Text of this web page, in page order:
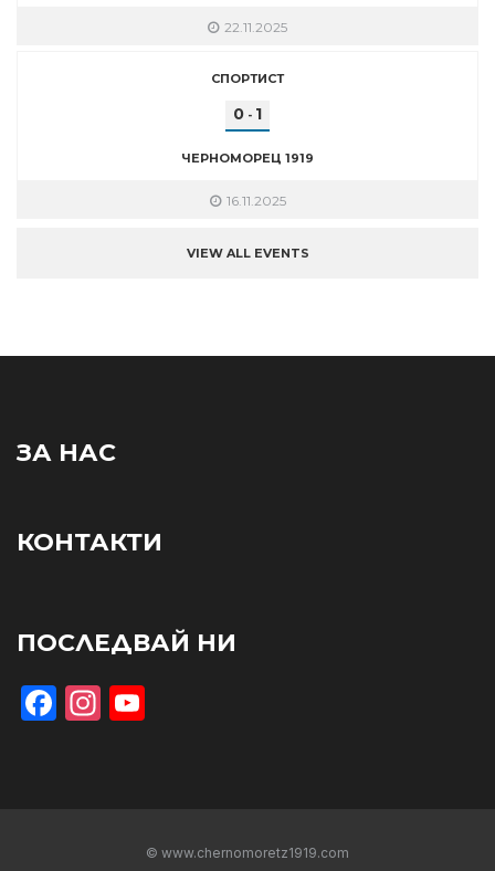
22.11.2025
СПОРТИСТ
0 - 1
ЧЕРНОМОРЕЦ 1919
16.11.2025
VIEW ALL EVENTS
ЗА НАС
КОНТАКТИ
ПОСЛЕДВАЙ НИ
Facebook
Instagram
© www.chernomoretz1919.com